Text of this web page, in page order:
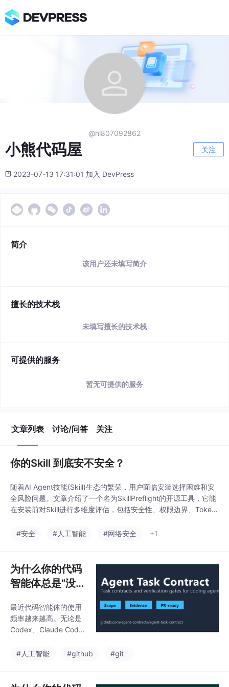
@hl807092862
小熊代码屋 关注
2023-07-13 17:31:01 加入 DevPress
简介
该用户还未填写简介
擅长的技术栈
未填写擅长的技术栈
可提供的服务
暂无可提供的服务
文章列表 讨论/问答 关注
你的Skill 到底安不安全？
随着AI Agent技能(Skill)生态的繁荣，用户面临安装选择困难和安
全风险问题。文章介绍了一个名为SkillPreflight的开源工具，它能
在安装前对Skill进行多维度评估，包括安全性、权限边界、Token
GitHub Action，适合普通用户、开发者及团队使用，旨在为日益
#安全 #人工智能 #网络安全 +1
为什么你的代码
智能体总是“没验
最近代码智能体的使用
频率越来越高。无论是
Codex、Claude Cod
类面向开发场景的智能
#人工智能 #github #git